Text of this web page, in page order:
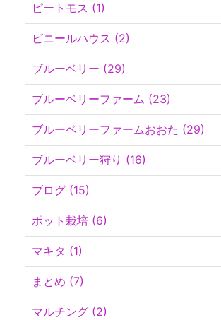
ピートモス (1)
ビニールハウス (2)
ブルーベリー (29)
ブルーベリーファーム (23)
ブルーベリーファームおおた (29)
ブルーベリー狩り (16)
ブログ (15)
ポット栽培 (6)
マキタ (1)
まとめ (7)
マルチング (2)